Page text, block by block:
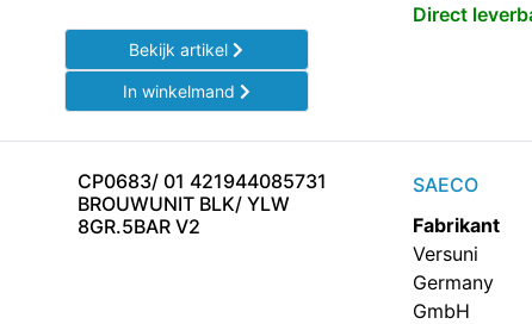
Direct
Bekijk artikel
In winkelmand
CP0683/ 01 421944085731
BROUWUNIT BLK/ YLW
8GR.5BAR V2
SAECO
Fabrikant
Versuni
Germany
GmbH